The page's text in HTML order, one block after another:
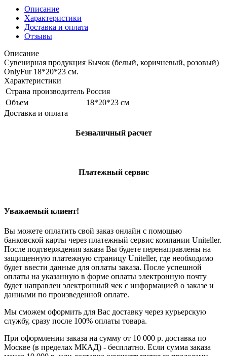
Описание
Характеристики
Доставка и оплата
Отзывы
Описание
Сувенирная продукция Бычок (белый, коричневый, розовый)
OnlyFur 18*20*23 см.
Характеристики
Страна производитель Россия
Объем
18*20*23 см
Доставка и оплата
Безналичный расчет
Платежный сервис
Уважаемый клиент!
Вы можете оплатить свой заказ онлайн с помощью
банковской карты через платежный сервис компании Uniteller.
После подтверждения заказа Вы будете перенаправлены на
защищенную платежную страницу Uniteller, где необходимо
будет ввести данные для оплаты заказа. После успешной
оплаты на указанную в форме оплаты электронную почту
будет направлен электронный чек с информацией о заказе и
данными по произведенной оплате.
Мы сможем оформить для Вас доставку через курьерскую
службу, сразу после 100% оплаты товара.
При оформлении заказа на сумму от 10 000 р. доставка по
Москве (в пределах МКАД) - бесплатно. Если сумма заказа